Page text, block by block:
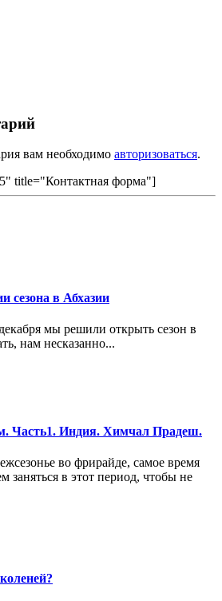
вам необходимо авторизоваться.
title="Контактная форма"]
сезона в Абхазии
мы решили открыть сезон в
нам несказанно...
Часть1. Индия. Химчал Прадеш.
во фрирайде, самое время
заняться в этот период, чтобы не